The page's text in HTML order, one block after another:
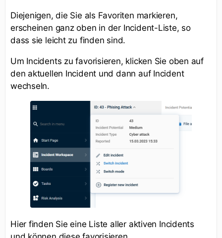
Diejenigen, die Sie als Favoriten markieren,
erscheinen ganz oben in der Incident-Liste, so
dass sie leicht zu finden sind.
Um Incidents zu favorisieren, klicken Sie oben auf
den aktuellen Incident und dann auf Incident
wechseln.
Hier finden Sie eine Liste aller aktiven Incidents